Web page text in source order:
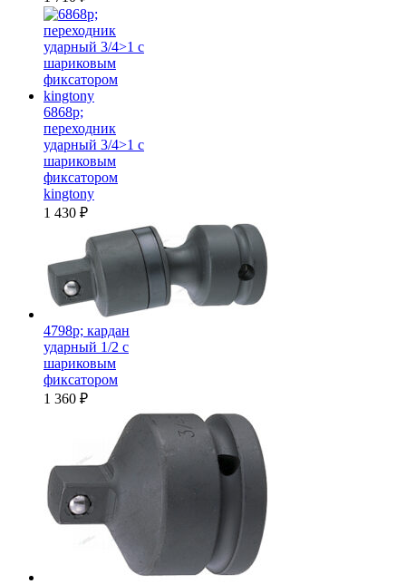
6868p;
переходник
ударный 3/4>1 с
шариковым
фиксатором
kingtony
1 430 ₽
4798p; кардан
ударный 1/2 с
шариковым
фиксатором
1 360 ₽